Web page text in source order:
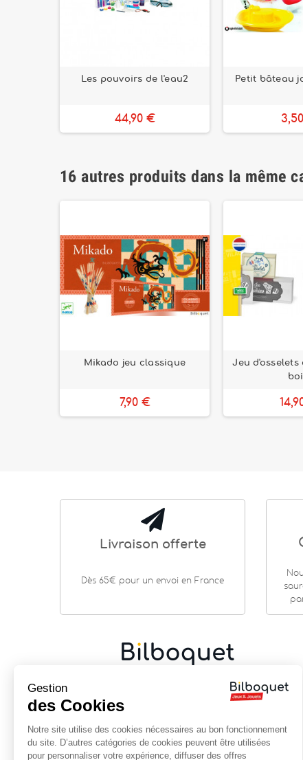
Les pouvoirs de l'eau2
44,90 €
Petit bâteau
16 autres produits dans la même
Mikado jeu classique
7,90 €
Jeu d'osselets
Livraison offerte
Dès 65€ pour un envoi en France
Cadeaux de naissance Jouets en bois |Jeux de
société | Loisirs créatifs
Centre historique de Vannes
Près de la cathédrale
Gestion
des Cookies
Notre site utilise des cookies nécessaires au bon fonctionnement
du site. D’autres catégories de cookies peuvent être utilisées
pour personnaliser votre expérience, diffuser des offres